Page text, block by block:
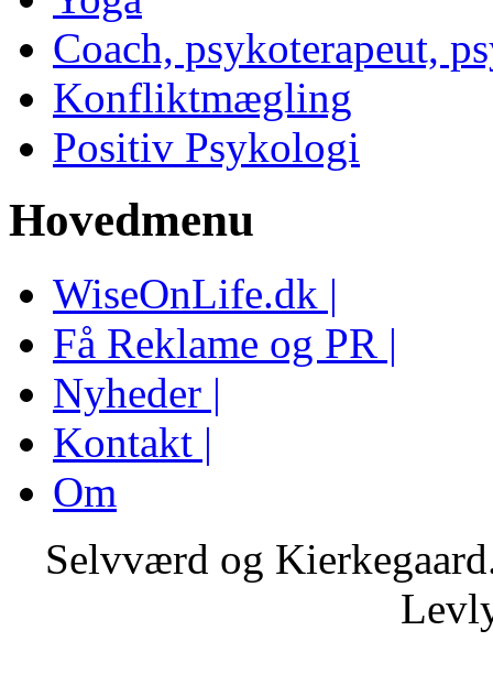
Coach, psykoterapeut,
Konfliktmægling
Positiv Psykologi
Hovedmenu
WiseOnLife.dk |
Få Reklame og PR |
Nyheder |
Kontakt |
Om
Selvværd og